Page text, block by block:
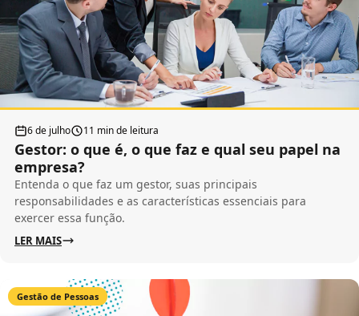
6 de julho 11 min de leitura
Gestor: o que é, o que faz e qual seu papel na
empresa?
Entenda o que faz um gestor, suas principais
responsabilidades e as características essenciais para
exercer essa função.
LER MAIS
Gestão de Pessoas